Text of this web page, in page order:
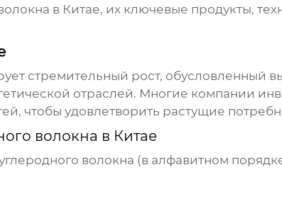
в Китае, их ключевые продукты,
стремительный рост, обусловленный
отраслей. Многие компании
чтобы удовлетворить растущие
волокна в Китае
волокна (в алфавитном